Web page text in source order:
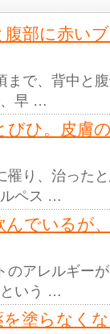
部に赤い
まで、背中と
、早 …
ひ。皮膚
罹り、治った
ルペス …
でいるが
のアレルギー
という …
塗らなく